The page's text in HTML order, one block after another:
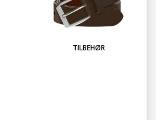
TILBEHØR